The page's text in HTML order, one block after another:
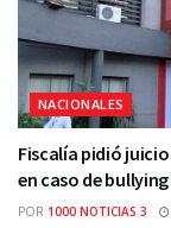
NACIONALES
Fiscalía pidió
en caso de
POR 1000 NOTICIAS 3